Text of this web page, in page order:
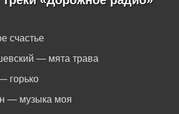
счастье
— мята трава
горько
— музыка моя